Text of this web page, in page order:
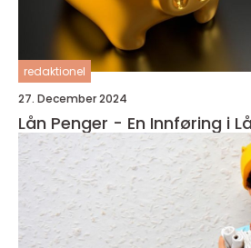
redaktionel
27. December 2024
Lån Penger - En Innføring i